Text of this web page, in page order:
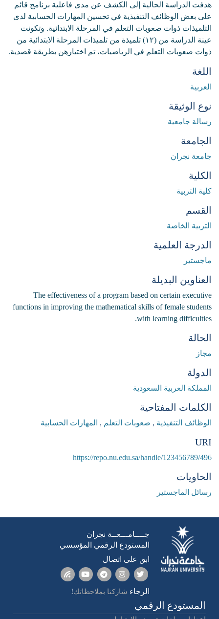
هدفت الدراسة الحالية إلى الكشف عن مدى فاعلية برنامج قائم
على بعض الوظائف التنفيذية في تحسين المهارات الحسابية لدى
التلميذات ذوات صعوبات التعلم في المرحلة الابتدائية. وتكونت
عينة الدراسة من (۱۲) تلميذة من تلميذات المرحلة الابتدائية من
ذوات صعوبات التعلم في الرياضيات، تم اختيارهن بطريقة قصدية.
اللغة
العربية
نوع الوثيقة
رسالة جامعية
الجامعة
جامعة نجران
الكلية
كلية التربية
القسم
التربية الخاصة
الدرجة العلمية
ماجستير
العناوين البديلة
The effectiveness of a program based on certain executive
functions in improving the mathematical skills of female students
with learning difficulties.
الحالة
مجاز
الدولة
المملكة العربية السعودية
الكلمات المفتاحية
الوظائف التنفيذية , صعوبات التعلم , المهارات الحسابية
URI
https://repo.nu.edu.sa/handle/123456789/496
الحاويات
رسائل الماجستير
جــــامـــعــة نجران
المستودع الرقمي المؤسسي
ابق على اتصال
الرجاء شاركنا بملاحظاتك!
المستودع الرقمي